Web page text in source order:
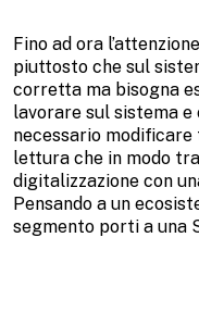
Fino ad ora
piuttosto che sul
corretta ma bisogna
lavorare sul sistema
necessario modificare
lettura che in modo
digitalizzazione con
Pensando a un
segmento porti a una